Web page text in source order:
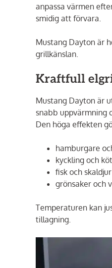
anpassa värmen
smidig att förvara.
Mustang Dayton är
grillkänslan.
Kraftfull
Mustang Dayton är
snabb uppvärmning
Den höga effekten
hamburgare
kyckling och
fisk och skaldjur
grönsaker och
Temperaturen kan
tillagning.